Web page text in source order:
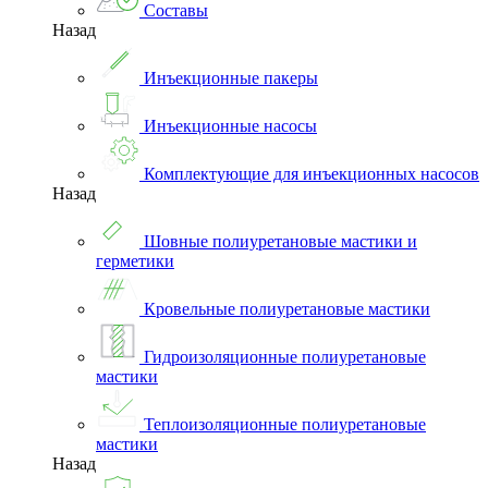
Составы
Назад
Инъекционные пакеры
Инъекционные насосы
Комплектующие для инъекционных насосов
Назад
Шовные полиуретановые мастики и
герметики
Кровельные полиуретановые мастики
Гидроизоляционные полиуретановые
мастики
Теплоизоляционные полиуретановые
мастики
Назад